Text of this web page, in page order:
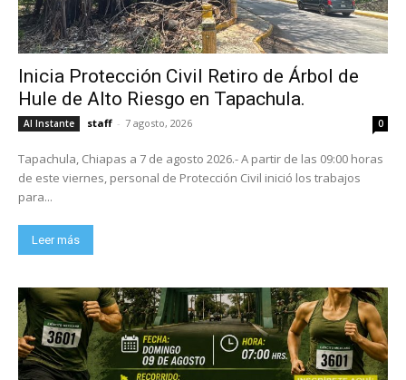
Inicia Protección Civil Retiro de Árbol de
Hule de Alto Riesgo en Tapachula.
Al Instante staff - 7 agosto, 2026 0
Tapachula, Chiapas a 7 de agosto 2026.- A partir de las 09:00 horas
de este viernes, personal de Protección Civil inició los trabajos
para...
Leer más